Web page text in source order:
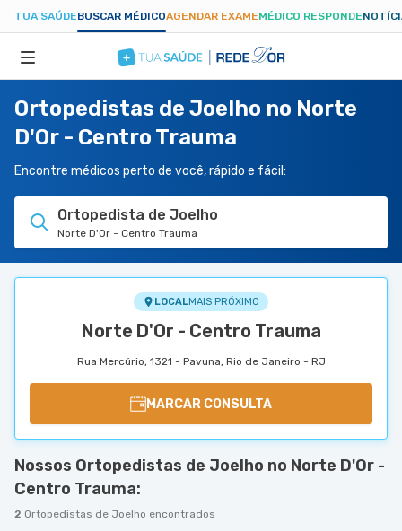
TUA SAÚDEBUSCAR MÉDICOAGENDAR EXAMEMÉDICO RESPONDE
ESPECIALIDADES
HOSPITAIS
TUASAUDE.COM
Ortopedistas de Joelho no Norte
D'Or - Centro Trauma
Encontre médicos perto de você, rápido e fácil:
Ortopedista de Joelho
Norte D'Or - Centro Trauma
LOCALMAIS PRÓXIMO
Norte D'Or - Centro Trauma
Rua Mercúrio, 1321 - Pavuna, Rio de Janeiro - RJ
MARCAR CONSULTA
Nossos Ortopedistas de Joelho no Norte D'Or -
Centro Trauma:
2 Ortopedistas de Joelho encontrados